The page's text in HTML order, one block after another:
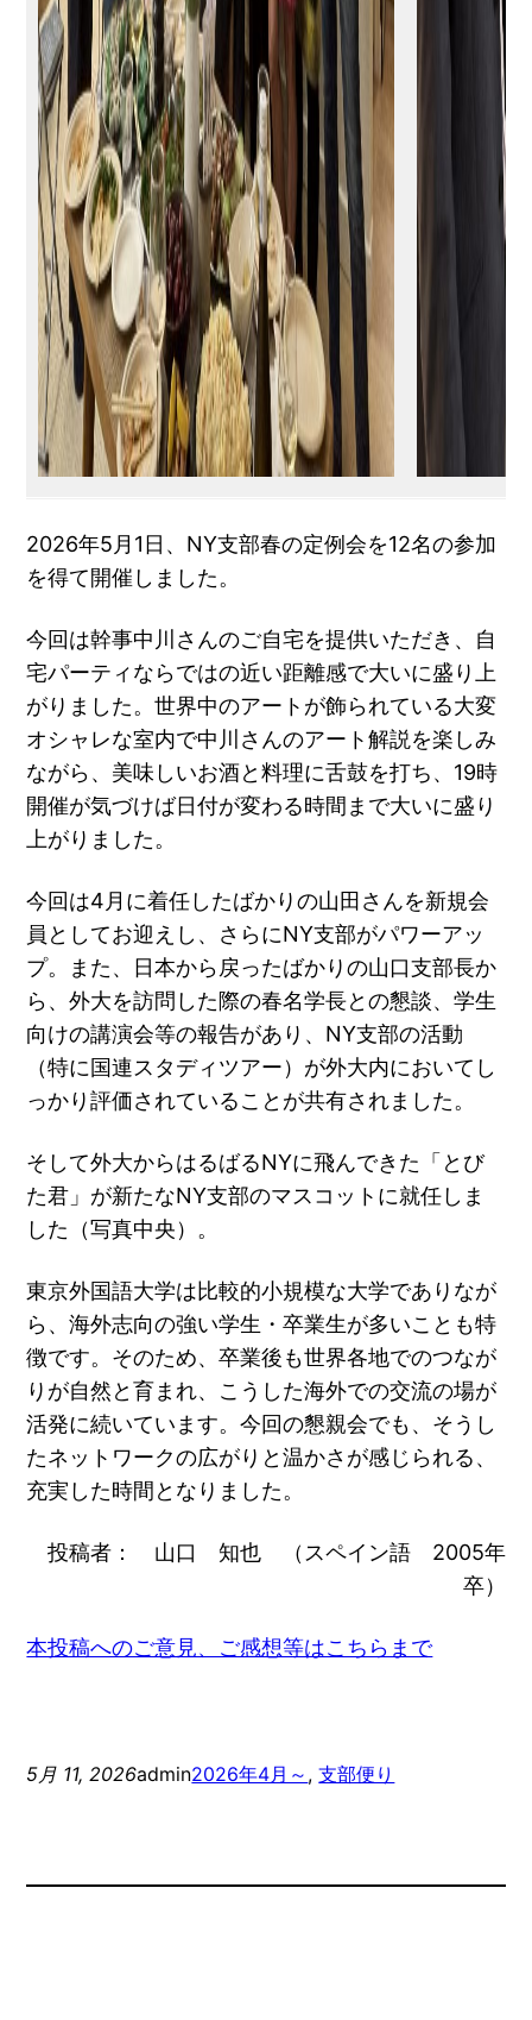
2026年5月1日、NY支部春の定例会を12名の参加
を得て開催しました。
今回は幹事中川さんのご自宅を提供いただき、自
宅パーティならではの近い距離感で大いに盛り上
がりました。世界中のアートが飾られている大変
オシャレな室内で中川さんのアート解説を楽しみ
ながら、美味しいお酒と料理に舌鼓を打ち、19時
開催が気づけば日付が変わる時間まで大いに盛り
上がりました。
今回は4月に着任したばかりの山田さんを新規会
員としてお迎えし、さらにNY支部がパワーアッ
プ。また、日本から戻ったばかりの山口支部長か
ら、外大を訪問した際の春名学長との懇談、学生
向けの講演会等の報告があり、NY支部の活動
（特に国連スタディツアー）が外大内においてし
っかり評価されていることが共有されました。
そして外大からはるばるNYに飛んできた「とび
た君」が新たなNY支部のマスコットに就任しま
した（写真中央）。
東京外国語大学は比較的小規模な大学でありなが
ら、海外志向の強い学生・卒業生が多いことも特
徴です。そのため、卒業後も世界各地でのつなが
りが自然と育まれ、こうした海外での交流の場が
活発に続いています。今回の懇親会でも、そうし
たネットワークの広がりと温かさが感じられる、
充実した時間となりました。
投稿者： 山口 知也 （スペイン語 2005年
卒）
本投稿へのご意見、ご感想等はこちらまで
5月 11, 2026admin2026年4月～ , 支部便り